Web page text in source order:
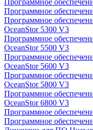
Программное
Программное
Программное
OceanStor 5300 V3
Программное
OceanStor 5500 V3
Программное
OceanStor 5600 V3
Программное
OceanStor 5800 V3
Программное
OceanStor 6800 V3
Программное
Программное